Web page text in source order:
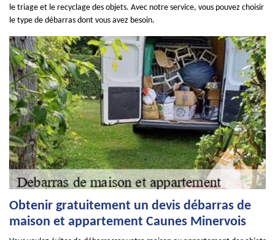
le triage et le recyclage des objets. Avec notre service, vous pouvez choisir
le type de débarras dont vous avez besoin.
Obtenir gratuitement un devis débarras de
maison et appartement Caunes Minervois